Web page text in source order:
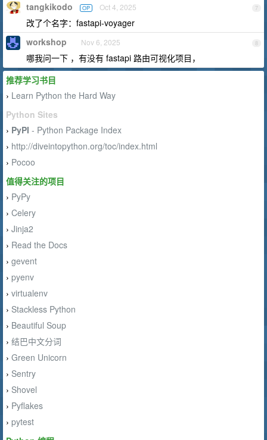
7
tangkikodo OP Oct 4, 2025
改了个名字：fastapi-voyager
8
workshop Nov 6, 2025
哪我问一下 ，有没有 fastapi 路由可视化项目，
推荐学习书目
› Learn Python the Hard Way
Python Sites
› PyPI - Python Package Index
› http://diveintopython.org/toc/index.html
› Pocoo
值得关注的项目
› PyPy
› Celery
› Jinja2
› Read the Docs
› gevent
› pyenv
› virtualenv
› Stackless Python
› Beautiful Soup
› 结巴中文分词
› Green Unicorn
› Sentry
› Shovel
› Pyflakes
› pytest